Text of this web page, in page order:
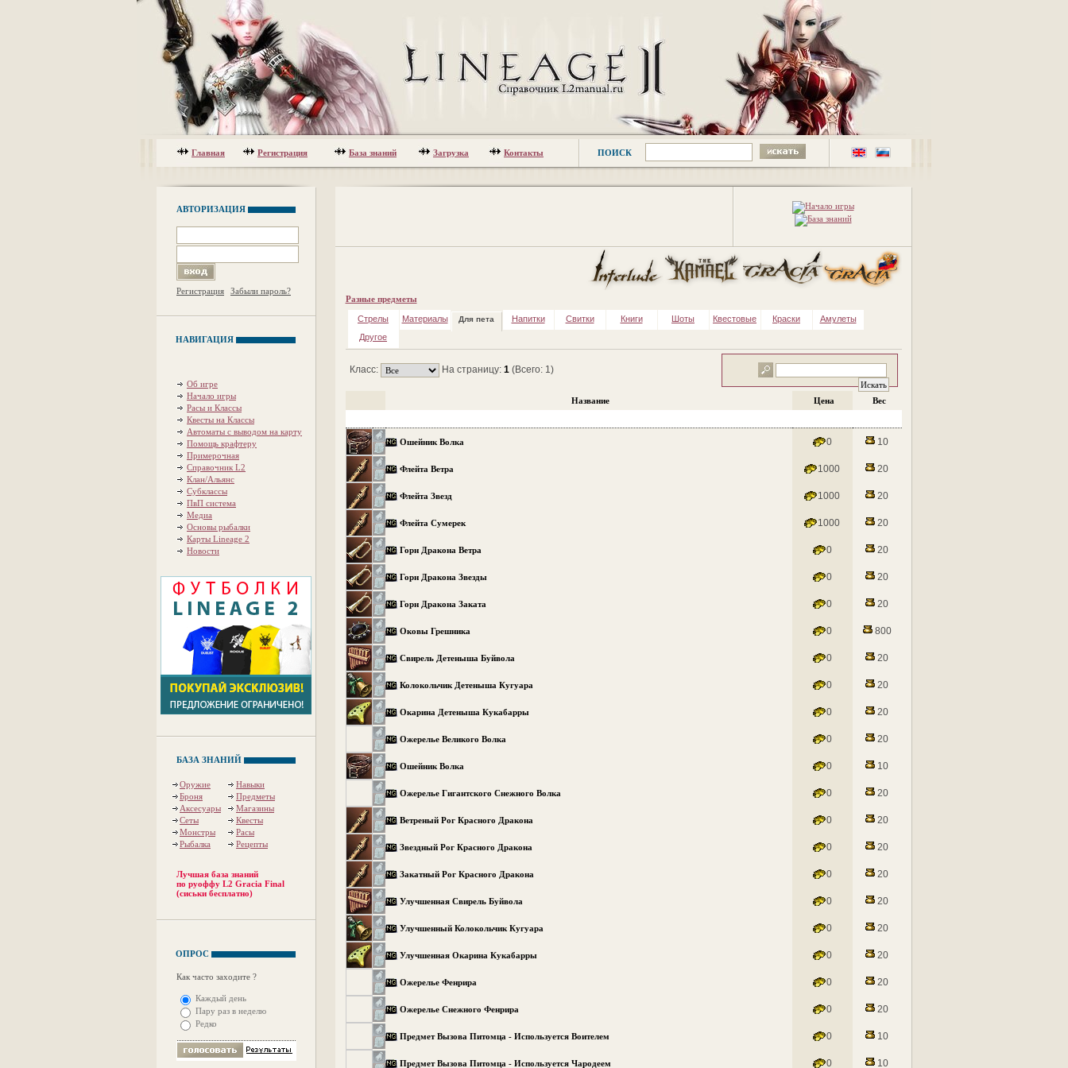
Главная Регистрация База знаний Загрузка Контакты ПОИСК
АВТОРИЗАЦИЯ
Регистрация Забыли пароль?
НАВИГАЦИЯ
Об игре
Начало игры
Расы и Классы
Квесты на Классы
Автоматы с выводом на карту
Помощь крафтеру
Примерочная
Справочник L2
Клан/Альянс
Субклассы
ПвП система
Медиа
Основы рыбалки
Карты Lineage 2
Новости
БАЗА ЗНАНИЙ
Оружие
Навыки
Броня
Предметы
Аксесуары
Магазины
Сеты
Квесты
Монстры
Расы
Рыбалка
Рецепты
Лучшая база знаний
по руоффу L2 Gracia Final
(сиськи бесплатно)
ОПРОС
Как часто заходите ?
Каждый день
Пару раз в неделю
Редко
Разные предметы
Стрелы Материалы Для пета Напитки Свитки Книги Шоты Квестовые Краски
Амулеты
Другое
Класс: На страницу: 1(Всего: 1)
Название Цена Вес
Ошейник Волка 0 10
Флейта Ветра 1000 20
Флейта Звезд 1000 20
Флейта Сумерек 1000 20
Горн Дракона Ветра 0 20
Горн Дракона Звезды 0 20
Горн Дракона Заката 0 20
Оковы Грешника 0 800
Свирель Детеныша Буйвола 0 20
Колокольчик Детеныша Кугуара 0 20
Окарина Детеныша Кукабарры 0 20
Ожерелье Великого Волка 0 20
Ошейник Волка 0 10
Ожерелье Гигантского Снежного Волка 0 20
Ветреный Рог Красного Дракона 0 20
Звездный Рог Красного Дракона 0 20
Закатный Рог Красного Дракона 0 20
Улучшенная Свирель Буйвола 0 20
Улучшенный Колокольчик Кугуара 0 20
Улучшенная Окарина Кукабарры 0 20
Ожерелье Фенрира 0 20
Ожерелье Снежного Фенрира 0 20
Предмет Вызова Питомца - Используется Воителем 0 10
Предмет Вызова Питомца - Используется Чародеем 0 10